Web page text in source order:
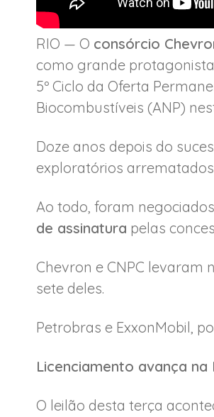
RIO — O consórcio
como grande
5º Ciclo da Oferta
Biocombustíveis (ANP)
Doze anos depois do
exploratórios arrematados
Ao todo, foram
de assinatura pelas
Chevron e CNPC levaram
sete deles.
Petrobras e ExxonMobil,
Licenciamento avança na
O leilão desta terça